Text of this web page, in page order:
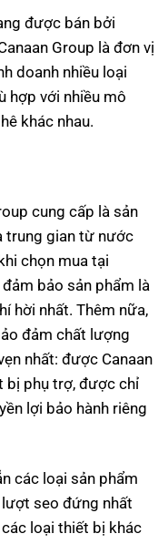
được bán bởi
Group là đơn vị
doanh nhiều loại
hợp với nhiều mô
khác nhau.
cung cấp là sản
trung gian từ nước
chọn mua tại
bảo sản phẩm là
hời nhất. Thêm nữa,
đảm chất lượng
nhất: được Canaan
bị phụ trợ, được chỉ
lợi bảo hành riêng
các loại sản phẩm
seo đứng nhất
loại thiết bị khác